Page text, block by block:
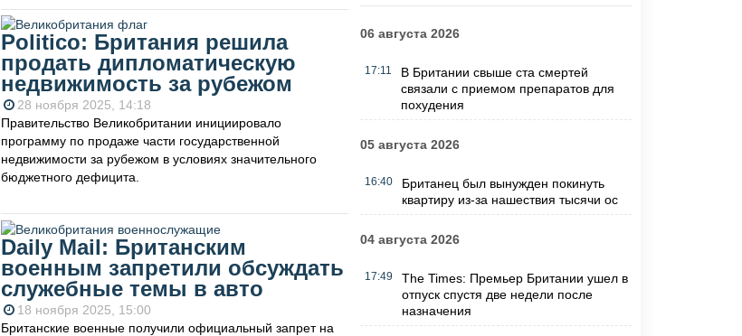
Politico: Британия решила
продать дипломатическую
недвижимость за рубежом
28 ноября 2025, 14:18
Правительство Великобритании инициировало
программу по продаже части государственной
недвижимости за рубежом в условиях значительного
бюджетного дефицита.
Daily Mail: Британским
военным запретили обсуждать
служебные темы в авто
18 ноября 2025, 15:00
Британские военные получили официальный запрет на
06 августа 2026
17:11
В Британии свыше ста смертей
связали с приемом препаратов для
похудения
05 августа 2026
16:40
Британец был вынужден покинуть
квартиру из-за нашествия тысячи ос
04 августа 2026
17:49
The Times: Премьер Британии ушел в
отпуск спустя две недели после
назначения